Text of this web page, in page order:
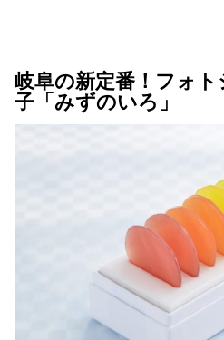
岐阜の新定番！フォ
子「みずのいろ」